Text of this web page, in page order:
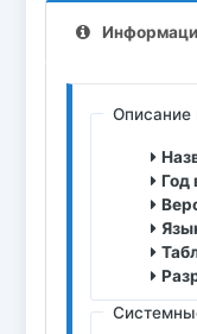
Описание
Год